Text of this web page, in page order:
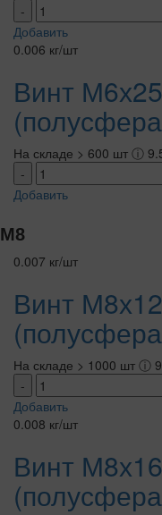
-
Добавить
0.006 кг/шт
Винт
На складе > 600 шт ⓘ
-
Добавить
М8
0.007 кг/шт
Винт
На складе > 1000 шт ⓘ
-
Добавить
0.008 кг/шт
Винт